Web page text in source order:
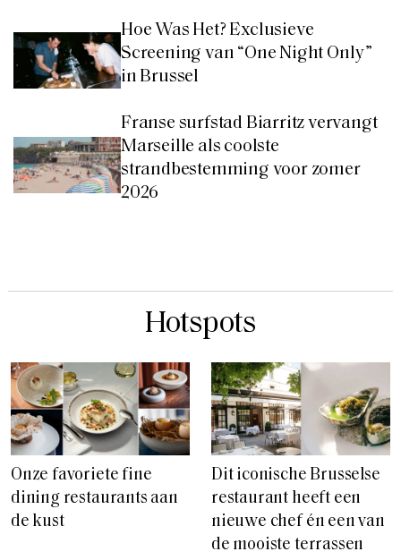
Hoe Was Het? Exclusieve
Screening van “One Night Only”
in Brussel
Franse surfstad Biarritz vervangt
Marseille als coolste
strandbestemming voor zomer
2026
Hotspots
Onze favoriete fine
dining restaurants aan
de kust
Dit iconische Brusselse
restaurant heeft een
nieuwe chef én een van
de mooiste terrassen